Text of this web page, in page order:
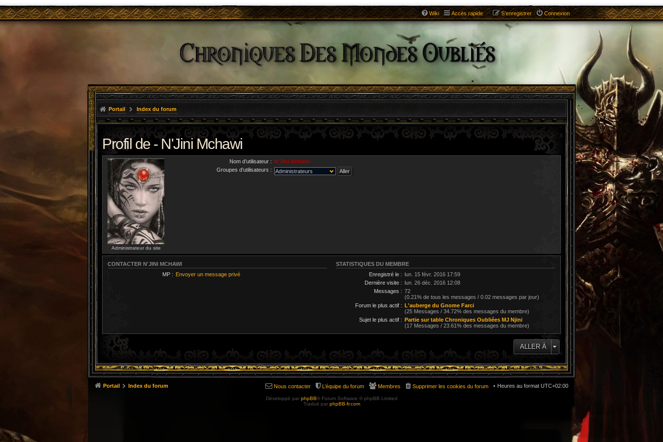
Wiki Accès rapide Connexion
S’enregistrer
Portail Index du forum
Profil de - N'Jini Mchawi
Administrateur du site
Nom d’utilisateur : N'Jini Mchawi
Groupes d’utilisateurs :
CONTACTER N'JINI MCHAWI
MP : Envoyer un message privé
STATISTIQUES DU MEMBRE
Enregistré le : lun. 15 févr. 2016 17:59
Dernière visite : lun. 26 déc. 2016 12:08
Messages : 72
(0.21% de tous les messages / 0.02 messages par jour)
Forum le plus actif : L'auberge du Gnome Farci
(25 Messages / 34.72% des messages du membre)
Sujet le plus actif : Partie sur table Chroniques Oubliées MJ Njini
(17 Messages / 23.61% des messages du membre)
ALLER À
Portail Index du forum Heures au format UTC+02:00
Supprimer les cookies du forum
Membres
L’équipe du forum
Nous contacter
Développé par phpBB® Forum Software © phpBB Limited
Traduit par phpBB-fr.com